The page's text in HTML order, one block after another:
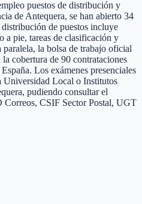
puestos de distribución y
de Antequera, se han abierto 34
de puestos incluye
a pie, tareas de clasificación y
la bolsa de trabajo oficial
cobertura de 90 contrataciones
Los exámenes presenciales
Universidad Local o Institutos
pudiendo consultar el
Correos, CSIF Sector Postal, UGT